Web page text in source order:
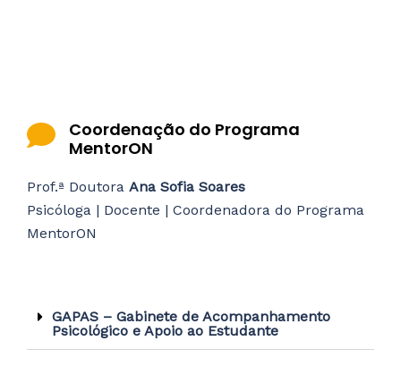
Coordenação do Programa
MentorON
Prof.ª Doutora Ana Sofia Soares
Psicóloga | Docente | Coordenadora do Programa
MentorON
GAPAS – Gabinete de Acompanhamento
Psicológico e Apoio ao Estudante